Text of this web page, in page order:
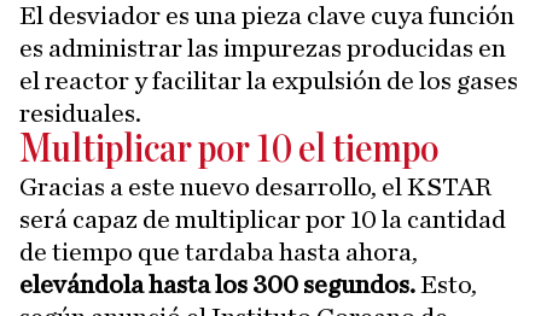
El desviador es una pieza clave cuya función
es administrar las impurezas producidas en
el reactor y facilitar la expulsión de los gases
residuales.
Multiplicar por 10 el tiempo
Gracias a este nuevo desarrollo, el KSTAR
será capaz de multiplicar por 10 la cantidad
de tiempo que tardaba hasta ahora,
elevándola hasta los 300 segundos.Esto,